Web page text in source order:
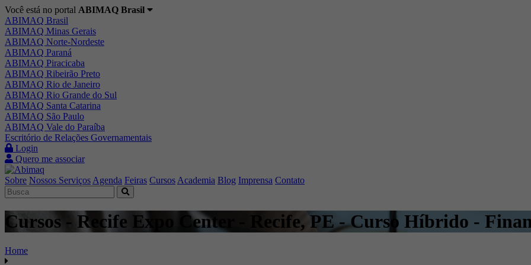
Você está no portal ABIMAQ Brasil
ABIMAQ Brasil
ABIMAQ Minas Gerais
ABIMAQ Norte-Nordeste
ABIMAQ Paraná
ABIMAQ Piracicaba
ABIMAQ Ribeirão Preto
ABIMAQ Rio de Janeiro
ABIMAQ Rio Grande do Sul
ABIMAQ Santa Catarina
ABIMAQ São Paulo
ABIMAQ Vale do Paraíba
Escritório de Relações Governamentais
Login
Quero me associar
Sobre Nossos Serviços Agenda Feiras Cursos Academia Blog Imprensa Contato
Cursos - Recife Expo Center - Recife, PE - Curso Híbrido -
Home